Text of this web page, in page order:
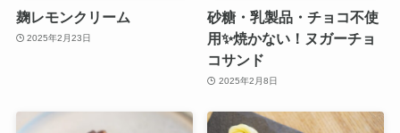
麹レモンクリーム
2025年2月23日
砂糖・乳製品・チョコ不使
用✨焼かない！ヌガーチョ
コサンド
2025年2月8日